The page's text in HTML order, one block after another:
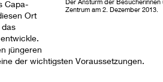
Zentrum am 2. Dezember 2013.
Capa-
Ort
das
jüngeren
der wichtigsten Voraussetzungen.